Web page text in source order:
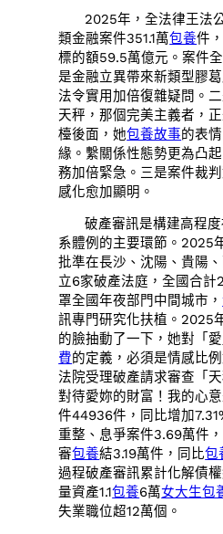
2025年，全法律王法
類金融案件351.1萬包養件
標的額59.5萬億元。案件
是金融立異帶來新類型膠
法令實用加倍復雜疑問。
天秤，那個完美主義者，
檯後面，她包養故事的表
緣。繫關係性態勢更為凸
務加倍緊急。三是案件裁
感化愈加顯明。
破產審訊是構建高程
系體例的主要環節。2025
批準在長沙、沈陽、貴陽
立6家破產法庭，全國合計
罩全國年夜部門中間城市，
訊專門研究化扶植。2025
的臉抽動了一下，她對「
費的定義，必須是情感比
法院受理破產請求審查「
對待愛妳的財富！我的心
件44936件，同比增加
重整、息爭案件3.69萬件
審包養結3.19萬件，同比包
過程破產審訊累計化解債
量資產1.1包養6萬女大生包
失業職位超12萬個。